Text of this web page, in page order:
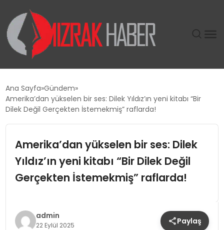
SIYASET
EKONOMI
TEKNOLOJI
Ana Sayfa Gündem
Amerika’dan yükselen bir ses: Dilek Yıldız’ın yeni kitabı “Bir
Dilek Değil Gerçekten İstemekmiş” raflarda!
Amerika’dan yükselen bir ses: Dilek
Yıldız’ın yeni kitabı “Bir Dilek Değil
Gerçekten İstemekmiş” raflarda!
admin
22 Eylül 2025 Paylaş